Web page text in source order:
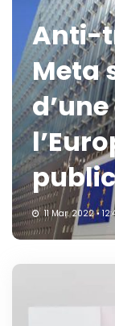
Anti-
Meta
11 Mar. 2022 •